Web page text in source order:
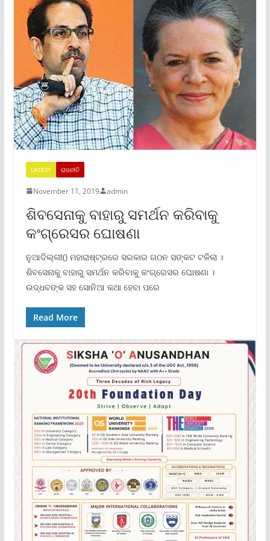
LATEST ରାଜନୀତି
November 11, 2019 admin
ଶିବସେନାକୁ ବାହାରୁ ସମର୍ଥନ କରିବାକୁ
କଂଗ୍ରେସର ଘୋଷଣା
ନୁଆଦିଲ୍ଲୀ() ମହାରାଷ୍ଟ୍ରରେ ସରକାର ଗଠନ ସଙ୍କଟ ଟଳିଲା ।
ଶିବସେନାକୁ ବାହାରୁ ସମର୍ଥନ କରିବାକୁ କଂଗ୍ରେସର ଘୋଷଣା ।
ଉଦ୍ଧବଙ୍କ ସହ ସୋନିଆ କଥା ହେବା ପରେ
Read More